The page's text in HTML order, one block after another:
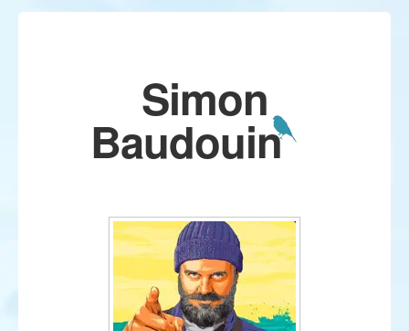
Simon
Baudouin